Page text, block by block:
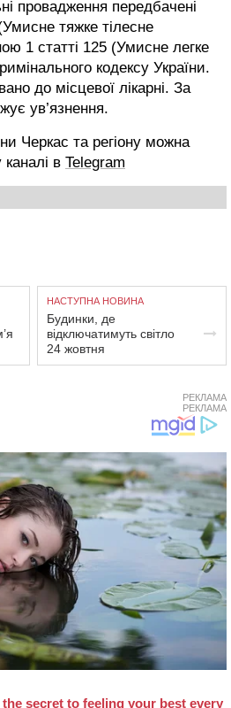
провадження передбачені
тяжке тілесне
1 статті 125 (Умисне легке
кодексу України.
до місцевої лікарні. За
ув’язнення.
Черкас та регіону можна
в Telegram
НАСТУПНА НОВИНА
Будинки, де
відключатимуть світло
24 жовтня
РЕКЛАМА
РЕКЛАМА